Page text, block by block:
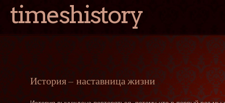
timeshistory
История — наставница жизни